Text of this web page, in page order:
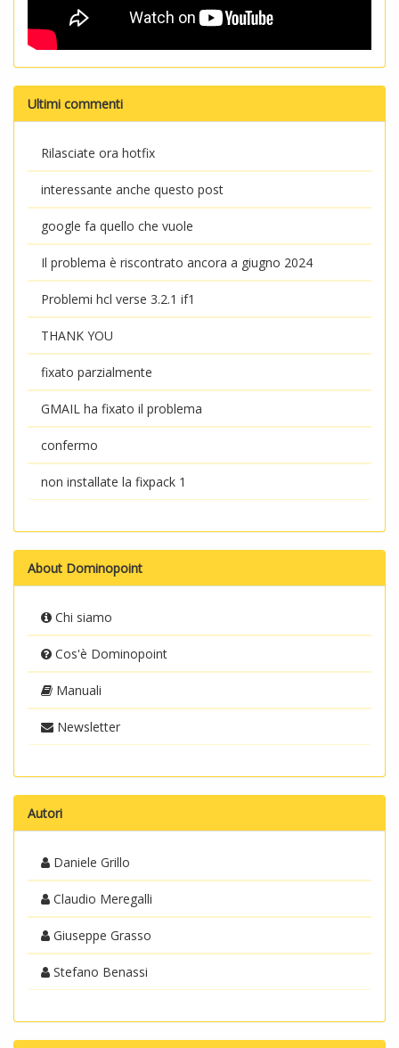
Ultimi commenti
Rilasciate ora hotfix
interessante anche questo post
google fa quello che vuole
Il problema è riscontrato ancora a giugno 2024
Problemi hcl verse 3.2.1 if1
THANK YOU
fixato parzialmente
GMAIL ha fixato il problema
confermo
non installate la fixpack 1
About Dominopoint
Chi siamo
Cos'è Dominopoint
Manuali
Newsletter
Autori
Daniele Grillo
Claudio Meregalli
Giuseppe Grasso
Stefano Benassi